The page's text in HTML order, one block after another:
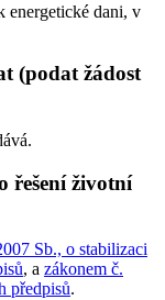
energetické dani, v
(podat žádost
řešení životní
Sb., o stabilizaci
, a zákonem č.
předpisů.